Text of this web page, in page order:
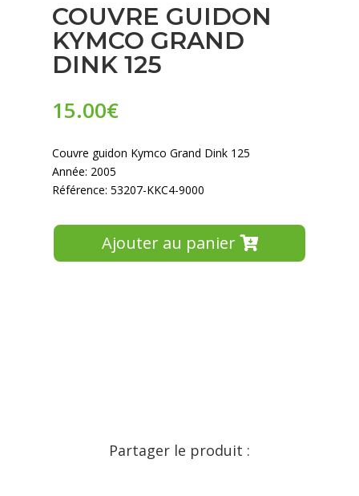
COUVRE GUIDON
KYMCO GRAND
DINK 125
15.00€
Couvre guidon Kymco Grand Dink 125
Année: 2005
Référence: 53207-KKC4-9000
Ajouter au panier
Partager le produit :